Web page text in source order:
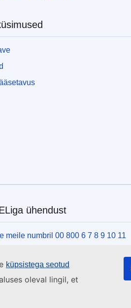
küpsistega seotud
oleval lingil, et
ühendust
meile numbril 00 800 6 7 8 9 10 11
meile kontaktvormi vahendusel
meid ELi teabekeskuses